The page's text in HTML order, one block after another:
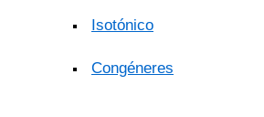
Isotónico
Congéneres